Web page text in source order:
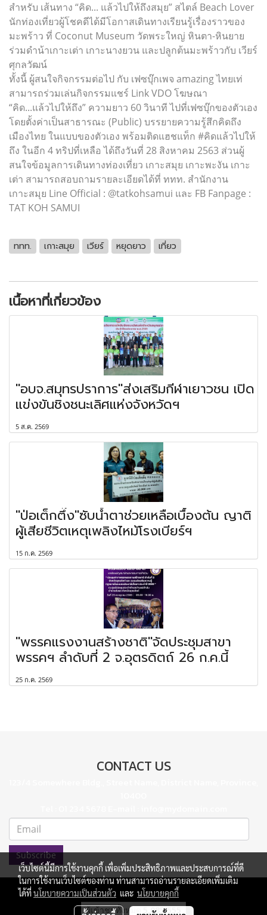
สำหรับ เส้นทาง “คิด... แล้วไปให้ถึงสมุย” สไตล์ Beach Lover
นักท่องเที่ยวผู้โชคดีได้มีโอกาสเดินทางเรียนรู้เรื่องราวของ
มะพร้าว ที่ Coconut Museum วัดพระใหญ่ หินตา-หินยาย
ร่วมดำน้าเกาะเต่า เกาะนางยวน และปลูกต้นมะพร้าวกับ เวียร์
ศุกลวัฒน์
ทั้งนี้ ผู้สนใจกิจกรรมต่อไป กับ เฟซบุ๊กเพจ amazing ไทยเท่
สามารถร่วมเล่นกิจกรรมแชร์ Link VDO โฆษณา
“คิด...แล้วไปให้ถึง” ความยาว 60 วินาที ไปที่เฟซบุ๊กของตัวเอง
โดยตั้งค่าเป็นสาธารณะ (Public) บรรยายความรู้สึกคิดถึง
เมืองไทย ในแบบของตัวเอง พร้อมติดแฮชแท็ก #คิดแล้วไปให้
ถึง ในอีก 4 ทริปที่เหลือ ได้ถึงวันที่ 28 สิงหาคม 2563 ส่วนผู้
สนใจข้อมูลการเดินทางท่องเที่ยว เกาะสมุย เกาะพะงัน เกาะ
เต่า สามารถสอบถามรายละเอียดได้ที่ ททท. สำนักงาน
เกาะสมุย Line Official : @tatkohsamui และ FB Fanpage :
TAT KOH SAMUI
ททท. เกาะสมุย เวียร์ หยุดยาว เที่ยว
เนื้อหาที่เกี่ยวข้อง
"อบจ.สมุทรปราการ"ส่งเสริมกีฬาเยาวชน เปิด
แข่งขันชิงชนะเลิศแห่งจังหวัดฯ
5 ส.ค. 2569
"ป่อเต็กตึ๊ง"ซับน้ำตาช่วยเหลือเบื้องต้น ญาติ
ผู้เสียชีวิตเหตุเพลิงไหม้โรงเบียร์ฯ
15 ก.ค. 2569
"พรรคแรงงานสร้างชาติ"จัดประชุมสาขา
พรรคฯ ลำดับที่ 2 จ.อุตรดิตถ์ 26 ก.ค.นี้
25 ก.ค. 2569
CONTACT US
Subscribe
ผู้เข้าชมวันนี้ 192
เว็บไซต์นี้มีการใช้งานคุกกี้ เพื่อเพิ่มประสิทธิภาพและประสบการณ์ที่ดี
ในการใช้งานเว็บไซต์ของท่าน ท่านสามารถอ่านรายละเอียดเพิ่มเติม
ได้ที่นโยบายความเป็นส่วนตัว และ นโยบายคุกกี้